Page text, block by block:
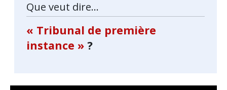
Que veut dire...
« Tribunal de première
instance » ?